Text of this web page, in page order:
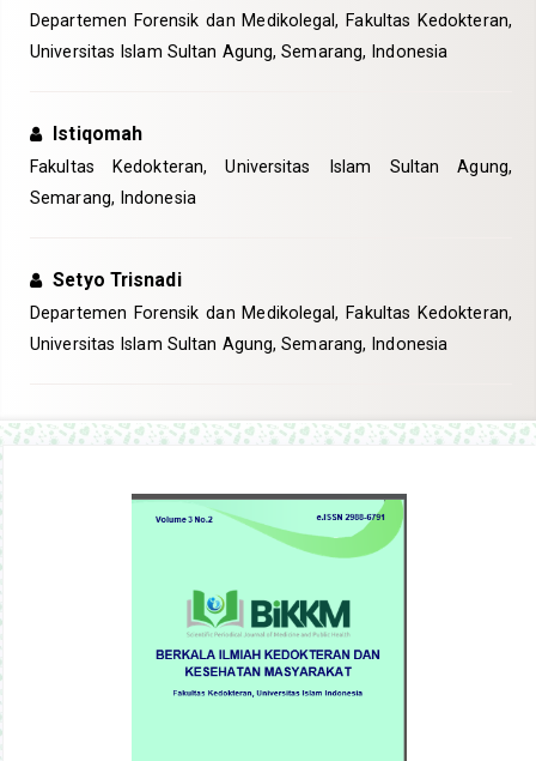
Departemen Forensik dan Medikolegal, Fakultas Kedokteran,
Universitas Islam Sultan Agung, Semarang, Indonesia
Istiqomah
Fakultas Kedokteran, Universitas Islam Sultan Agung,
Semarang, Indonesia
Setyo Trisnadi
Departemen Forensik dan Medikolegal, Fakultas Kedokteran,
Universitas Islam Sultan Agung, Semarang, Indonesia